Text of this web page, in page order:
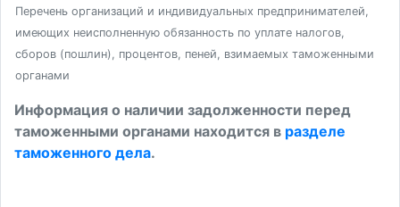
Перечень организаций и индивидуальных предпринимателей,
имеющих неисполненную обязанность по уплате налогов,
сборов (пошлин), процентов, пеней, взимаемых таможенными
органами
Информация о наличии задолженности перед
таможенными органами находится в разделе
таможенного дела.